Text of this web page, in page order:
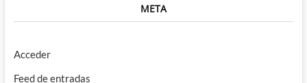
META
Acceder
Feed de entradas